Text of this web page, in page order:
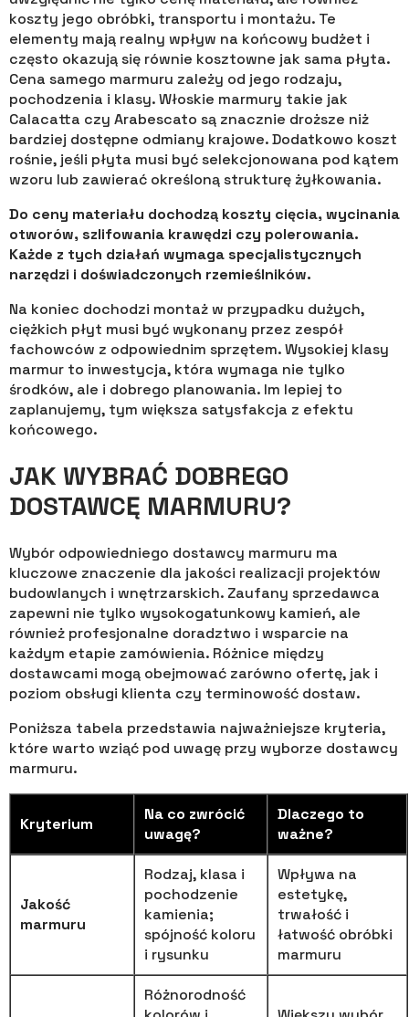
koszty jego obróbki, transportu i montażu. Te
elementy mają realny wpływ na końcowy budżet i
często okazują się równie kosztowne jak sama płyta.
Cena samego marmuru zależy od jego rodzaju,
pochodzenia i klasy. Włoskie marmury takie jak
Calacatta czy Arabescato są znacznie droższe niż
bardziej dostępne odmiany krajowe. Dodatkowo koszt
rośnie, jeśli płyta musi być selekcjonowana pod kątem
wzoru lub zawierać określoną strukturę żyłkowania.
Do ceny materiału dochodzą koszty cięcia, wycinania
otworów, szlifowania krawędzi czy polerowania.
Każde z tych działań wymaga specjalistycznych
narzędzi i doświadczonych rzemieślników.
Na koniec dochodzi montaż w przypadku dużych,
ciężkich płyt musi być wykonany przez zespół
fachowców z odpowiednim sprzętem. Wysokiej klasy
marmur to inwestycja, która wymaga nie tylko
środków, ale i dobrego planowania. Im lepiej to
zaplanujemy, tym większa satysfakcja z efektu
końcowego.
JAK WYBRAĆ DOBREGO
DOSTAWCĘ MARMURU?
Wybór odpowiedniego dostawcy marmuru ma
kluczowe znaczenie dla jakości realizacji projektów
budowlanych i wnętrzarskich. Zaufany sprzedawca
zapewni nie tylko wysokogatunkowy kamień, ale
również profesjonalne doradztwo i wsparcie na
każdym etapie zamówienia. Różnice między
dostawcami mogą obejmować zarówno ofertę, jak i
poziom obsługi klienta czy terminowość dostaw.
Poniższa tabela przedstawia najważniejsze kryteria,
które warto wziąć pod uwagę przy wyborze dostawcy
marmuru.
Kryterium
Na co zwrócić
uwagę?
Dlaczego to
ważne?
Jakość
marmuru
Rodzaj, klasa i
pochodzenie
kamienia;
spójność koloru
i rysunku
Wpływa na
estetykę,
trwałość i
łatwość obróbki
marmuru
Różnorodność